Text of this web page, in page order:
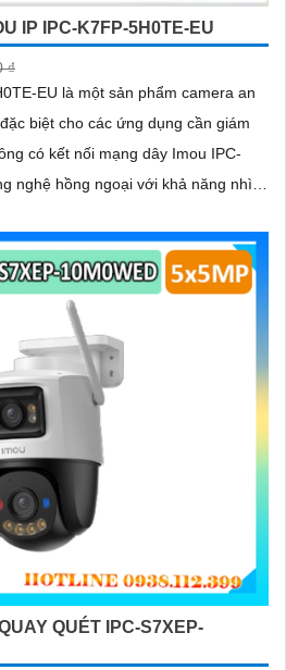
IP IPC-K7FP-5H0TE-EU
₫
EU là một sản phẩm camera an
biệt cho các ứng dụng cần giám
có kết nối mạng dây Imou IPC-
nghệ hồng ngoại với khả năng nhìn
QUÉT IPC-S7XEP-